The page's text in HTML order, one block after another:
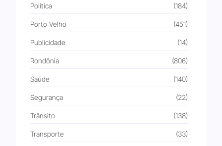
Política (184)
Porto Velho (451)
Publicidade (14)
Rondônia (806)
Saúde (140)
Segurança (22)
Trânsito (138)
Transporte (33)